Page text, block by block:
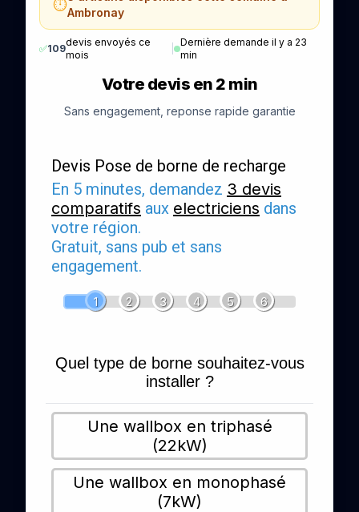
⏱️Ambronay
✅109
devis envoyés ce
mois
Dernière demande il y a 23
min
Votre devis en 2 min
Sans engagement, reponse rapide garantie
Devis Pose de borne de recharge
En 5 minutes, demandez 3 devis
comparatifs aux electriciens dans
votre région.
Gratuit, sans pub et sans
engagement.
1 2 3 4 5 6
Quel type de borne souhaitez-vous
installer ?
Une wallbox en triphasé
(22kW)
Une wallbox en monophasé
(7kW)